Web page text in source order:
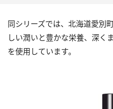
同シリーズでは、北海道愛別
しい潤いと豊かな栄養、深く
を使用しています。